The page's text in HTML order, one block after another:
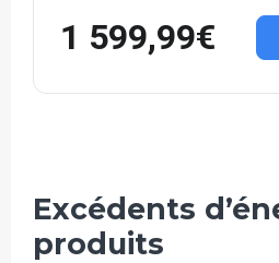
1 599,99€
Excédents
produits